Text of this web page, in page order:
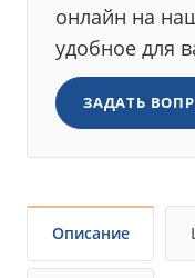
онлайн на
удобное для
ЗАДАТЬ
Описание